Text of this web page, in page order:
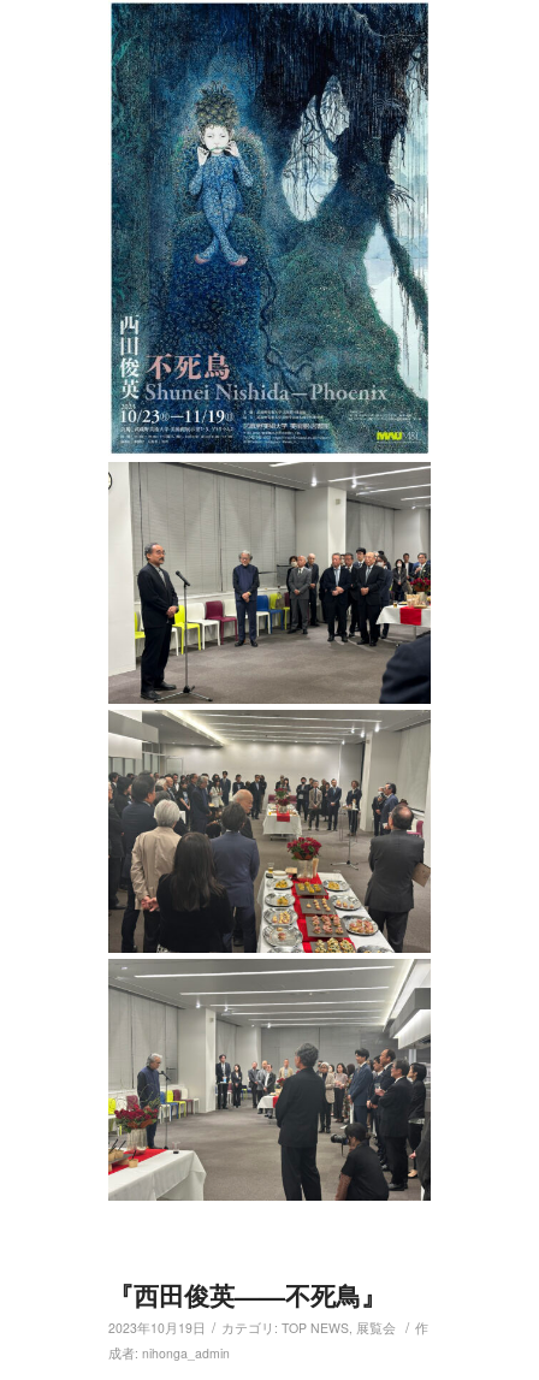
『西田俊英——不死鳥』
2023年10月19日 / カテゴリ: TOP NEWS 展覧会 / 作
成者: nihonga_admin